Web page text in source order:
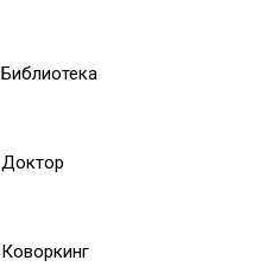
Библиотека
Доктор
Коворкинг